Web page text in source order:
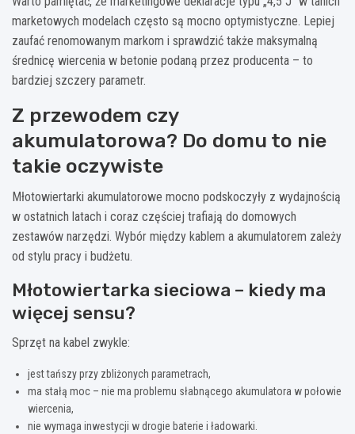
marketowych modelach często są mocno optymistyczne. Lepiej
zaufać renomowanym markom i sprawdzić także maksymalną
średnicę wiercenia w betonie podaną przez producenta – to
bardziej szczery parametr.
Z przewodem czy
akumulatorowa? Do domu to nie
takie oczywiste
Młotowiertarki akumulatorowe mocno podskoczyły z wydajnością
w ostatnich latach i coraz częściej trafiają do domowych
zestawów narzędzi. Wybór między kablem a akumulatorem zależy
od stylu pracy i budżetu.
Młotowiertarka sieciowa – kiedy ma
więcej sensu?
Sprzęt na kabel zwykle:
jest tańszy przy zbliżonych parametrach,
ma stałą moc – nie ma problemu słabnącego akumulatora w połowie
wiercenia,
nie wymaga inwestycji w drogie baterie i ładowarki.